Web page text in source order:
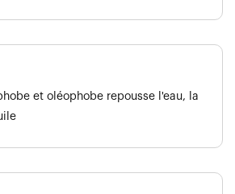
et oléophobe repousse l'eau, la